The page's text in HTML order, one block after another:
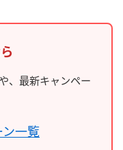
や、最新キャンペー
一覧